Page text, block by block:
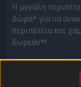
Η μεγάλη
Δώρα* για να
περιπέτεια και
δωρεάν*!
Προσφορά με 5